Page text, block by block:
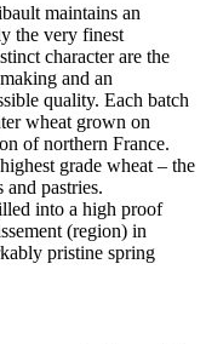
maintains an
the very finest
character are the
and an
quality. Each batch
wheat grown on
of northern France.
grade wheat – the
and pastries.
into a high proof
(region) in
pristine spring